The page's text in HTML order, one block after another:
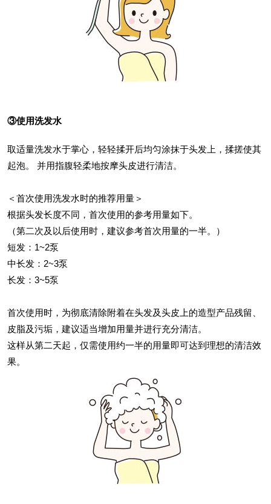
③使用洗发水
取适量洗发水于掌心，轻轻揉开后均匀涂抹于头发上，揉搓使其
起泡。 并用指腹轻柔地按摩头皮进行清洁。
＜首次使用洗发水时的推荐用量＞
根据头发长度不同，首次使用的参考用量如下。
（第二次及以后使用时，建议参考首次用量的一半。）
短发：1~2泵
中长发：2~3泵
长发：3~5泵
首次使用时，为彻底清除附着在头发及头皮上的造型产品残留、
皮脂及污垢，建议适当增加用量并进行充分清洁。
这样从第二天起，仅需使用约一半的用量即可达到理想的清洁效
果。